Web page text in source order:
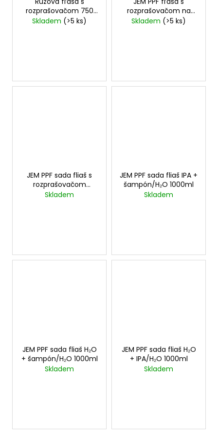
rozprašovačom 750
ml
Skladem (>5 ks)
rozprašovačom na
roztok H₂O 1000ml
Skladem (>5 ks)
JEM PPF sada fliaš s
rozprašovačom
1000ml
Skladem
JEM PPF sada fliaš IPA +
šampón/H₂O 1000ml
Skladem
JEM PPF sada fliaš H₂O
+ šampón/H₂O 1000ml
Skladem
JEM PPF sada fliaš H₂O
+ IPA/H₂O 1000ml
Skladem